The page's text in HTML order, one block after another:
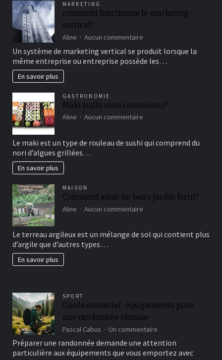
bon
MARKETING
comment fonctionne le marketing
vertical?
Aline Aucun commentaire
fonctionne
le
Un système de marketing vertical se produit lorsque la
même entreprise ou entreprise possède les…
En savoir plus
GASTRONOMIE
Maki sushi vous connaissez?
Aline Aucun commentaire
vous
Le maki est un type de rouleau de sushi qui comprend du
nori d’algues grillées…
En savoir plus
MAISON
Comment avoir un beau jardin fertil?
Aline Aucun commentaire
un
Le terreau argileux est un mélange de sol qui contient plus
d’argile que d’autres types…
En savoir plus
SPORT
Guide essentiel : équipements pour
une randonnée réussie
Pascal Cabus Un commentaire
essentiel
:
Préparer une randonnée demande une attention
particulière aux équipements que vous emportez avec